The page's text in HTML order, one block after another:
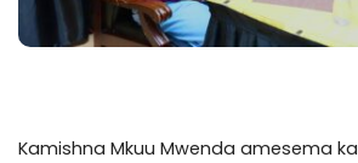
Kamishna Mkuu Mwenda amesema